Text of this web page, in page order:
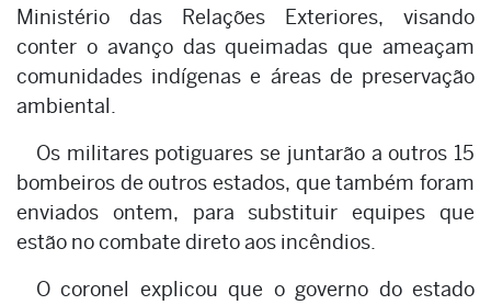
Ministério das Relações Exteriores, visando
conter o avanço das queimadas que ameaçam
comunidades indígenas e áreas de preservação
ambiental.
Os militares potiguares se juntarão a outros 15
bombeiros de outros estados, que também foram
enviados ontem, para substituir equipes que
estão no combate direto aos incêndios.
O coronel explicou que o governo do estado